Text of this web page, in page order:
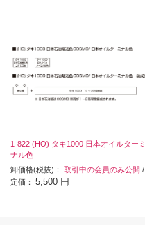
1-822 (HO) タキ1000 日本オイルターミ
ナル色
卸価格(税抜)： 取引中の会員のみ公開 /
定価： 5,500 円